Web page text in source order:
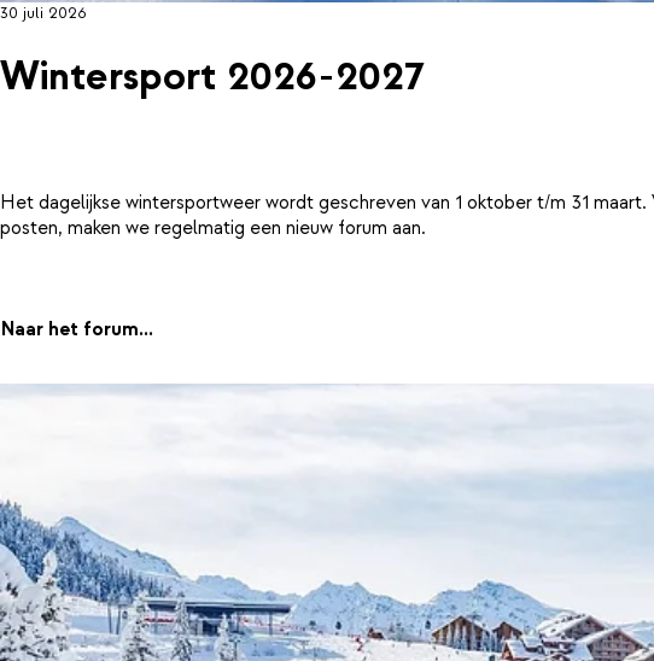
30 juli 2026
Wintersport 2026-2027
Het dagelijkse wintersportweer wordt geschreven van 1 oktober t/m 31
posten, maken we regelmatig een nieuw forum aan.
Naar het forum...